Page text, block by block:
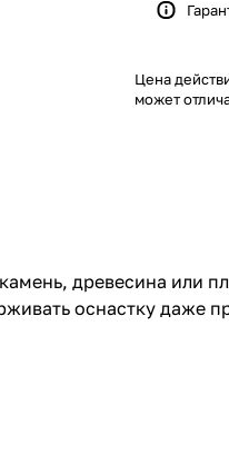
Цена
может
древесина или
оснастку даже